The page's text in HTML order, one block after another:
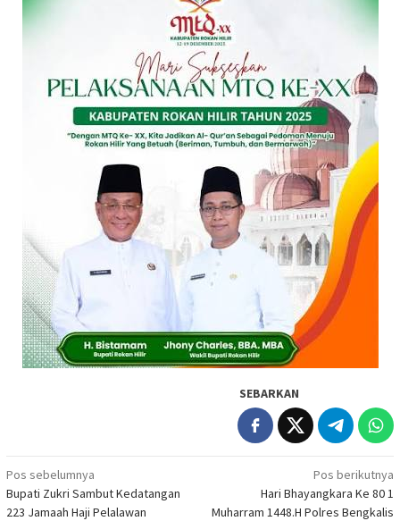
SEBARKAN
Navigasi
pos
Pos sebelumnya
Bupati Zukri Sambut Kedatangan
223 Jamaah Haji Pelalawan
Pos berikutnya
Hari Bhayangkara Ke 80 1
Muharram 1448.H Polres Bengkalis